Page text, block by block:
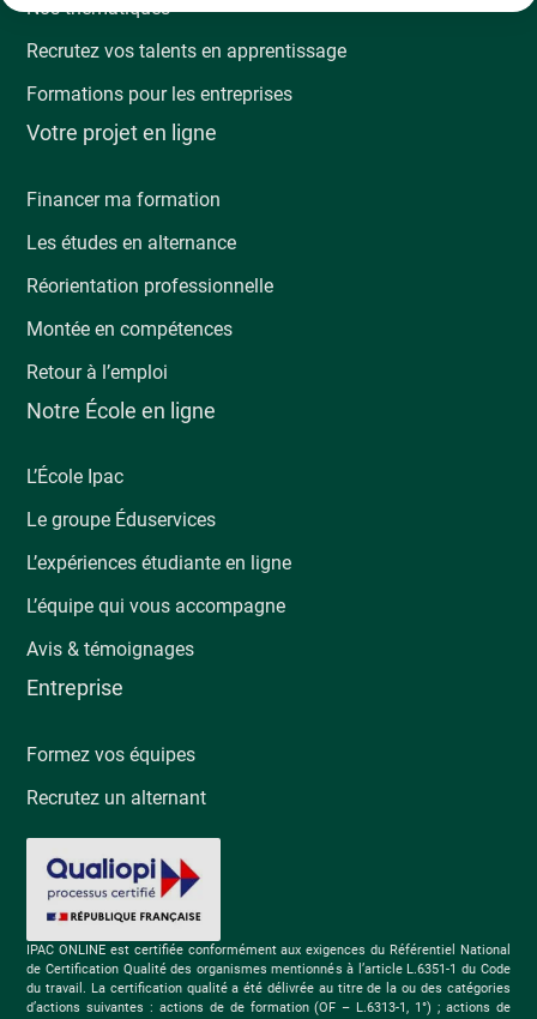
Nos thématiques
Recrutez vos talents en apprentissage
Formations pour les entreprises
Votre projet en ligne
Financer ma formation
Les études en alternance
Réorientation professionnelle
Montée en compétences
Retour à l’emploi
Notre École en ligne
L’École Ipac
Le groupe Éduservices
L’expériences étudiante en ligne
L’équipe qui vous accompagne
Avis & témoignages
Entreprise
Formez vos équipes
Recrutez un alternant
IPAC ONLINE est certifiée conformément aux exigences du Référentiel National
de Certification Qualité des organismes mentionnés à l’article L.6351-1 du Code
du travail. La certification qualité a été délivrée au titre de la ou des catégories
d’actions suivantes : actions de de formation (OF – L.6313-1, 1°) ; actions de